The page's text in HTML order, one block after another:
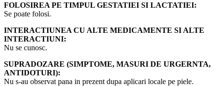
FOLOSIREA PE TIMPUL GESTATIEI SI LACTATIEI:
Se poate folosi.
INTERACTIUNEA CU ALTE MEDICAMENTE SI ALTE
INTERACTIUNI:
Nu se cunosc.
SUPRADOZARE (SIMPTOME, MASURI DE URGERNTA,
ANTIDOTURI):
Nu s-au observat pana in prezent dupa aplicari locale pe piele.